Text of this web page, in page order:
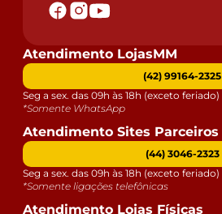
Atendimento LojasMM
(42) 99164-2325
Seg a sex. das 09h às 18h (exceto feriado)
*Somente WhatsApp
Atendimento Sites Parceiros
(44) 3046-2323
Seg a sex. das 09h às 18h (exceto feriado)
*Somente ligações telefônicas
Atendimento Lojas Físicas